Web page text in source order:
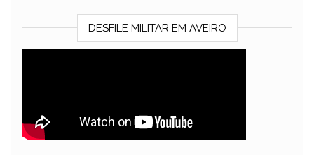
DESFILE MILITAR EM AVEIRO